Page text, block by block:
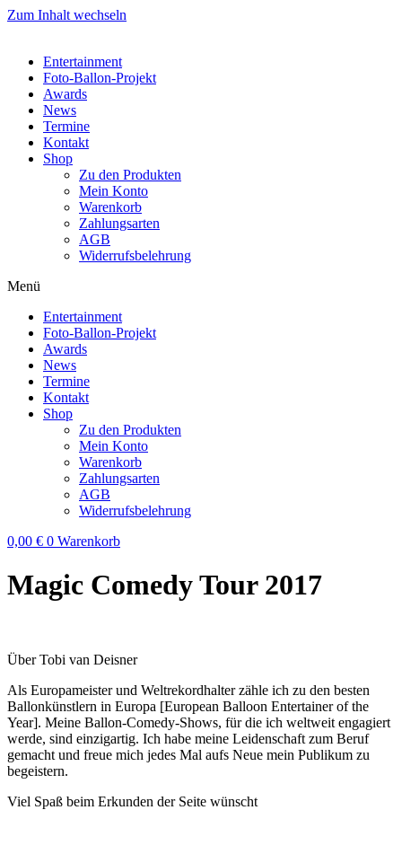
Zum Inhalt wechseln
Entertainment
Foto-Ballon-Projekt
Awards
News
Termine
Kontakt
Shop
Zu den Produkten
Mein Konto
Warenkorb
Zahlungsarten
AGB
Widerrufsbelehrung
Menü
Entertainment
Foto-Ballon-Projekt
Awards
News
Termine
Kontakt
Shop
Zu den Produkten
Mein Konto
Warenkorb
Zahlungsarten
AGB
Widerrufsbelehrung
0,00 € 0 Warenkorb
Magic Comedy Tour 2017
Über Tobi van Deisner
Als Europameister und Weltrekordhalter zähle ich zu den besten
Ballonkünstlern in Europa [European Balloon Entertainer of the
Year]. Meine Ballon-Comedy-Shows, für die ich weltweit engagiert
werde, sind einzigartig. Ich habe meine Leidenschaft zum Beruf
gemacht und freue mich jedes Mal aufs Neue mein Publikum zu
begeistern.
Viel Spaß beim Erkunden der Seite wünscht